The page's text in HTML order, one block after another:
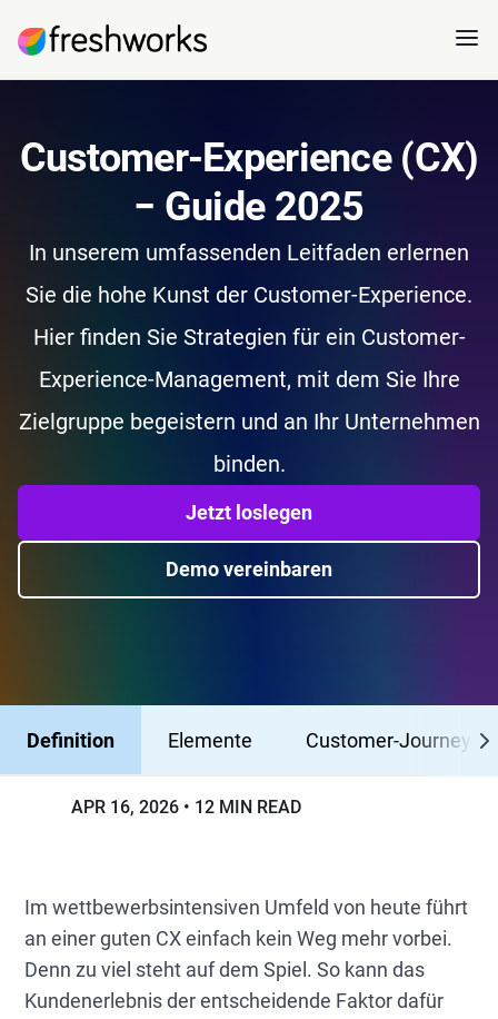
Customer-Experience (CX)
− Guide 2025
In unserem umfassenden Leitfaden erlernen
Sie die hohe Kunst der Customer-Experience.
Hier finden Sie Strategien für ein Customer-
Experience-Management, mit dem Sie Ihre
Zielgruppe begeistern und an Ihr Unternehmen
binden.
Jetzt loslegen
Demo vereinbaren
Definition Elemente Customer-Journey
APR 16, 2026 12 MIN READ
Im wettbewerbsintensiven Umfeld von heute führt
an einer guten CX einfach kein Weg mehr vorbei.
Denn zu viel steht auf dem Spiel. So kann das
Kundenerlebnis der entscheidende Faktor dafür